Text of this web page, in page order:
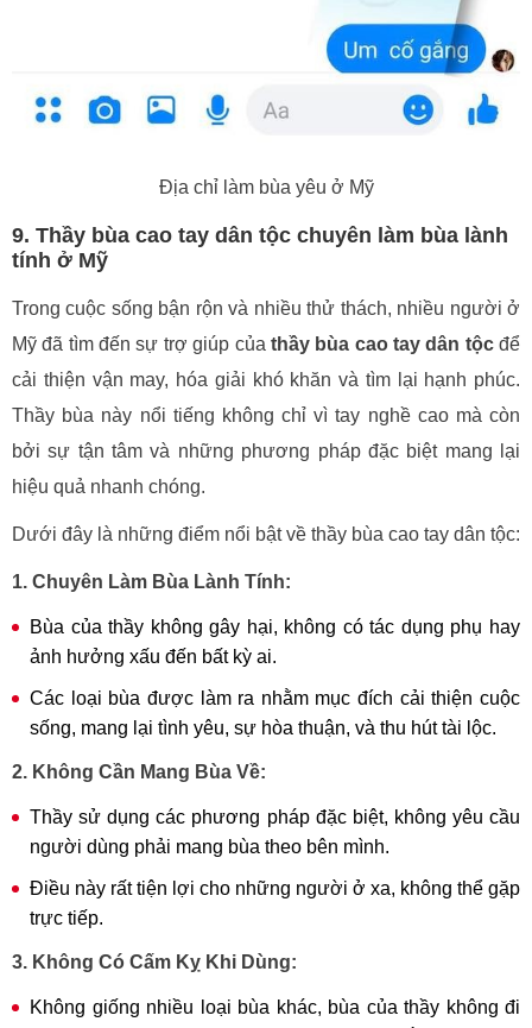
Địa chỉ làm bùa yêu ở Mỹ
9. Thầy bùa cao tay dân tộc chuyên làm bùa lành
tính ở Mỹ
Trong cuộc sống bận rộn và nhiều thử thách, nhiều người ở
Mỹ đã tìm đến sự trợ giúp của thầy bùa cao tay dân tộcđể
cải thiện vận may, hóa giải khó khăn và tìm lại hạnh phúc.
Thầy bùa này nổi tiếng không chỉ vì tay nghề cao mà còn
bởi sự tận tâm và những phương pháp đặc biệt mang lại
hiệu quả nhanh chóng.
Dưới đây là những điểm nổi bật về thầy bùa cao tay dân tộc:
1. Chuyên Làm Bùa Lành Tính:
Bùa của thầy không gây hại, không có tác dụng phụ hay
ảnh hưởng xấu đến bất kỳ ai.
Các loại bùa được làm ra nhằm mục đích cải thiện cuộc
sống, mang lại tình yêu, sự hòa thuận, và thu hút tài lộc.
2. Không Cần Mang Bùa Về:
Thầy sử dụng các phương pháp đặc biệt, không yêu cầu
người dùng phải mang bùa theo bên mình.
Điều này rất tiện lợi cho những người ở xa, không thể gặp
trực tiếp.
3. Không Có Cấm Kỵ Khi Dùng:
Không giống nhiều loại bùa khác, bùa của thầy không đi